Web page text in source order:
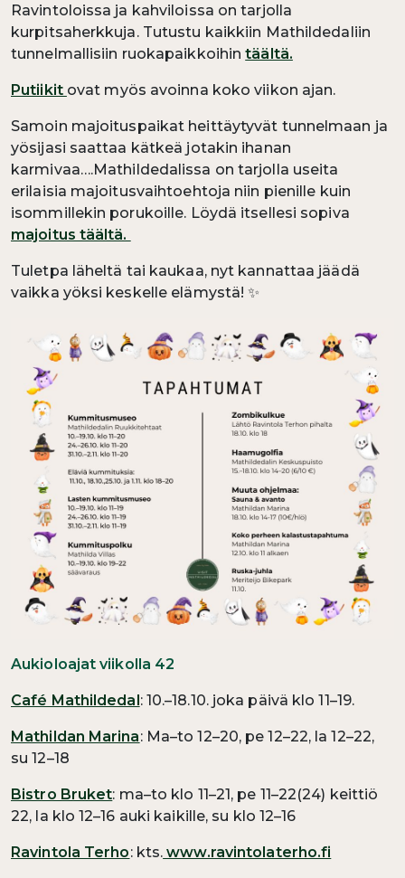
Ravintoloissa ja kahviloissa on tarjolla
kurpitsaherkkuja. Tutustu kaikkiin Mathildedaliin
tunnelmallisiin ruokapaikkoihintäältä.
Putiikit ovat myös avoinna koko viikon ajan.
Samoin majoituspaikat heittäytyvät tunnelmaan ja
yösijasi saattaa kätkeä jotakin ihanan
karmivaa….Mathildedalissa on tarjolla useita
erilaisia majoitusvaihtoehtoja niin pienille kuin
isommillekin porukoille. Löydä itsellesi sopiva
majoitus täältä.
Tuletpa läheltä tai kaukaa, nyt kannattaa jäädä
vaikka yöksi keskelle elämystä!✨
Aukioloajat viikolla 42
Café Mathildedal : 10.–18.10. joka päivä klo 11–19.
Mathildan Marina: Ma–to 12–20, pe 12–22, la 12–22,
su 12–18
Bistro Bruket: ma–to klo 11–21, pe 11–22(24) keittiö
22, la klo 12–16 auki kaikille, su klo 12–16
Ravintola Terho: kts. www.ravintolaterho.fi